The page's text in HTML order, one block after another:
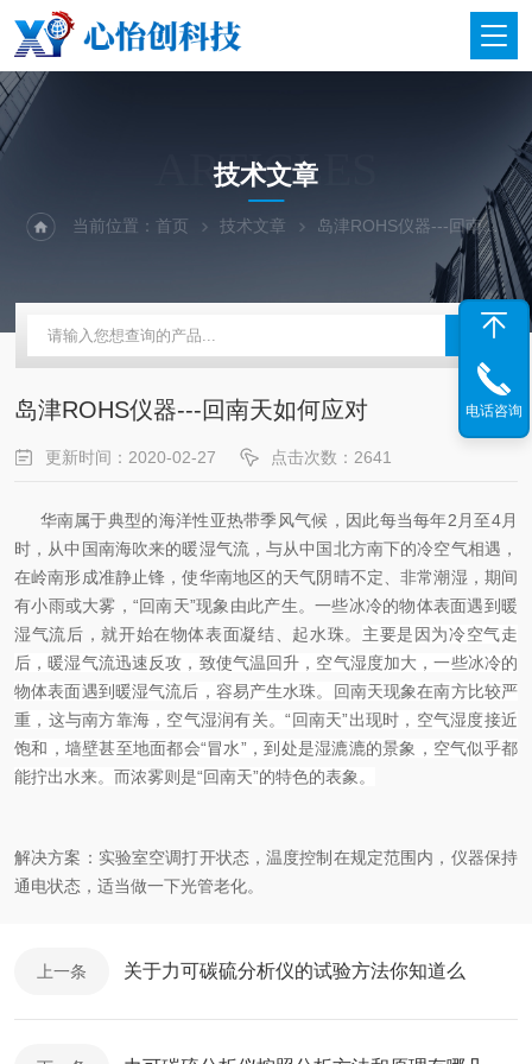
ARTICLES
技术文章
当前位置：首页 技术文章 岛津ROHS仪器---回南天如何应对
岛津ROHS仪器---回南天如何应对
更新时间：2020-02-27 点击次数：2641
华南属于典型的海洋性亚热带季风气候，因此每当每年2月至4月
时，从中国南海吹来的暖湿气流，与从中国北方南下的冷空气相遇，
在岭南形成准静止锋，使华南地区的天气阴晴不定、非常潮湿，期间
有小雨或大雾，“回南天”现象由此产生。一些冰冷的物体表面遇到暖
湿气流后，就开始在物体表面凝结、起水珠。 主要是因为冷空气走
后，暖湿气流迅速反攻，致使气温回升，空气湿度加大，一些冰冷的
物体表面遇到暖湿气流后，容易产生水珠。回南天现象在南方比较严
重，这与南方靠海，空气湿润有关。“回南天”出现时，空气湿度接近
饱和，墙壁甚至地面都会“冒水”，到处是湿漉漉的景象，空气似乎都
能拧出水来。而浓雾则是“回南天”的特色的表象。
解决方案：实验室空调打开状态，温度控制在规定范围内，仪器保持
通电状态，适当做一下光管老化。
上一条 关于力可碳硫分析仪的试验方法你知道么
电话咨询